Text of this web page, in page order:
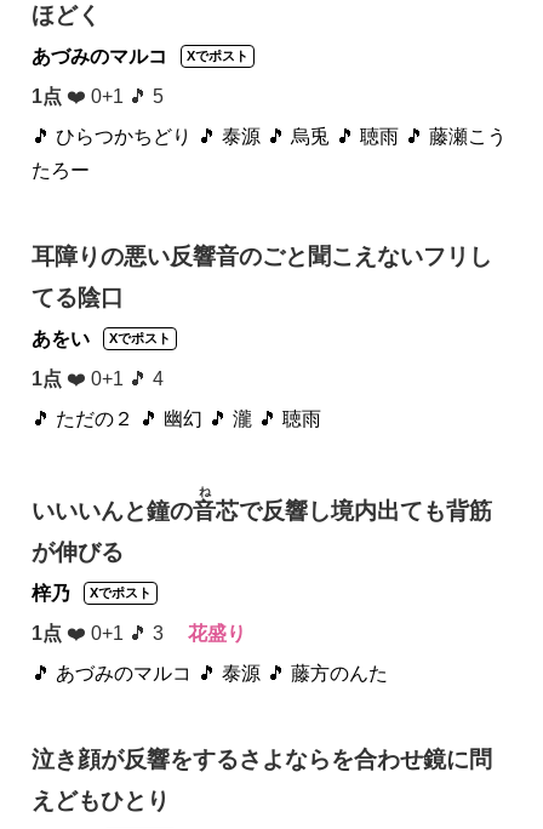
ほどく
あづみのマルコ Xでポスト
1点 ❤️ 0+1 🎵 5
🎵 ひらつかちどり
🎵 泰源 🎵 烏兎 🎵 聴雨 🎵 藤瀬こう
たろー
耳障りの悪い反響音のごと聞こえないフリし
てる陰口
あをい Xでポスト
1点 ❤️ 0+1 🎵 4
🎵 ただの２
🎵 幽幻 🎵 瀧 🎵 聴雨
いいいんと鐘の音
ね
芯で反響し境内出ても背筋
が伸びる
梓乃 Xでポスト
1点 ❤️ 0+1 🎵 3
花盛り
🎵 あづみのマルコ
🎵 泰源 🎵 藤方のんた
泣き顔が反響をするさよならを合わせ鏡に問
えどもひとり